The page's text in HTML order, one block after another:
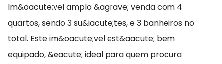
Im&oacute;vel amplo &agrave; venda com 4
quartos, sendo 3 su&iacute;tes, e 3 banheiros no
total. Este im&oacute;vel est&aacute; bem
equipado, &eacute; ideal para quem procura